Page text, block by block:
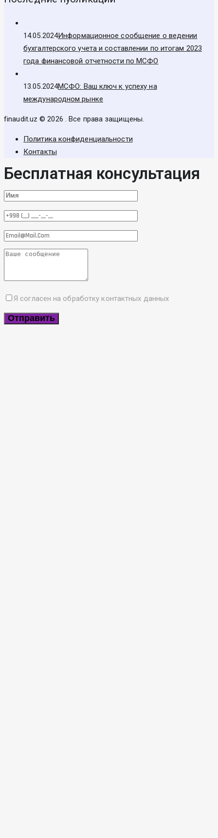
14.05.2024Информационное сообщение о ведении
бухгалтерского учета и составлении по итогам 2023
года финансовой отчетности по МСФО
13.05.2024МСФО: Ваш ключ к успеху на
международном рынке
finaudit.uz © 2026 . Все права защищены.
Политика конфиденциальности
Контакты
Бесплатная консультация
Я согласен на обработку контактных данных